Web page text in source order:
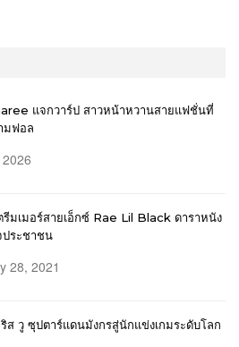
แจกวาร์ป สาวหน้าหวานสายแฟชั่นที่
มฟอล
รีมเมอร์สายเอ็กซ์ Rae Lil Black ดาราหนัง
ระชาชน
28, 2021
ริส วู ซุปตาร์แดนมังกรสู่นักแข่งเกมระดับโลก